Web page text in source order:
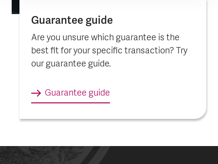
Guarantee guide
Are you unsure which guarantee is the
best fit for your specific transaction? Try
our guarantee guide.
Guarantee guide